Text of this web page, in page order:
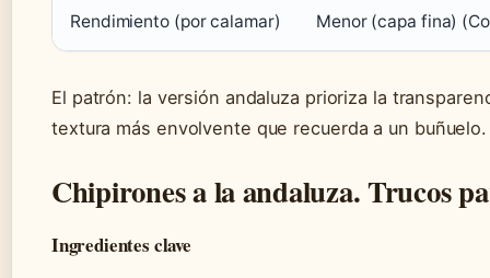
Rendimiento (por calamar) Menor (capa fina)
El patrón: la versión andaluza prioriza la
textura más envolvente que recuerda a un buñuelo.
Chipirones a la andaluza. Trucos
Ingredientes clave